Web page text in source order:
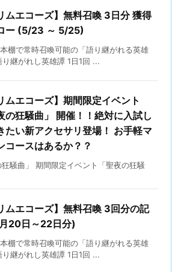
ムエコーズ】無料召喚 3日分 獲得
ー (5/23 ～ 5/25)
棚で常時召喚可能の「語り継がれる英雄
り継がれし英雄譚 1日1回 ...
ムエコーズ】期間限定イベント
の狂騒曲」 開催！！絶対に入試し
たい新アクセサリ登場！ お手軽マ
コースはあるか？？
騒曲」 期間限定イベント「聖夜の狂騒
ムエコーズ】無料召喚 3回分の記
20日～22日分)
棚で常時召喚可能の「語り継がれる英雄
り継がれし英雄譚 1日1回 ...